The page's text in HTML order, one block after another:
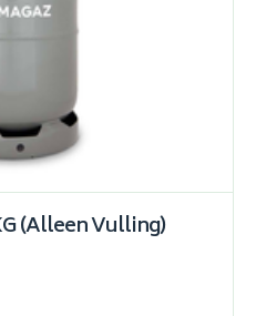
(Alleen Vulling)